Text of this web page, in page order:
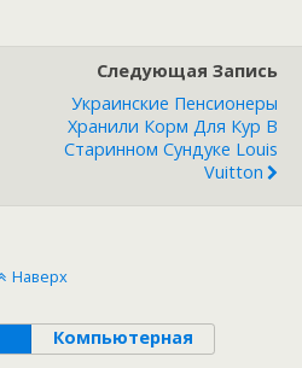
Следующая Запись
Украинские Пенсионеры
Хранили Корм Для Кур В
Старинном Сундуке Louis
Vuitton
Наверх
Компьютерная